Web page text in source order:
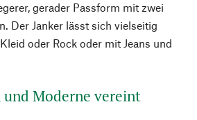
gerader Passform mit zwei
Der Janker lässt sich vielseitig
oder Rock oder mit Jeans und
Moderne vereint